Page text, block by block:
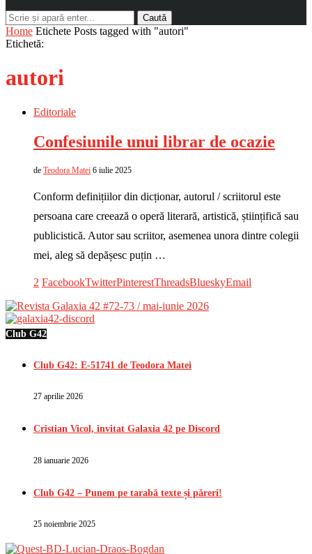
Caută
Home Etichete Posts tagged with "autori"
Etichetă:
autori
Editoriale
Confesiunile unui librar de ocazie
de Teodora Matei 6 iulie 2025
Conform definițiilor din dicționar, autorul / scriitorul este
persoana care creează o operă literară, artistică, științifică sau
publicistică. Autor sau scriitor, asemenea unora dintre colegii
mei, aleg să depășesc puțin …
2 FacebookTwitterPinterestThreadsBlueskyEmail
Club G42
Club G42: E-51741 de Teodora Matei
27 aprilie 2026
Cristian Vicol, invitat Galaxia 42 pe Discord
28 ianuarie 2026
Club G42 – Punem pe tarabă texte și păreri!
25 noiembrie 2025